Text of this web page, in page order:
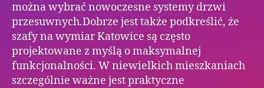
można wybrać nowoczesne systemy drzwi
przesuwnych.Dobrze jest także podkreślić, że
szafy na wymiar Katowice są często
projektowane z myślą o maksymalnej
funkcjonalności. W niewielkich mieszkaniach
szczególnie ważne jest praktyczne